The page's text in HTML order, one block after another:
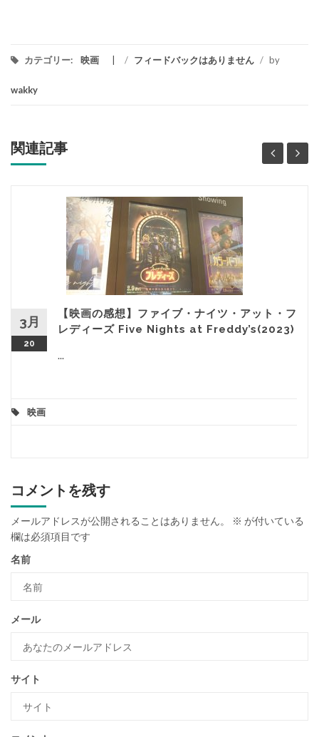
カテゴリー: 映画 / フィードバックはありません / by
wakky
関連記事
3月
20
【映画の感想】ファイブ・ナイツ・アット・フ
レディーズ Five Nights at Freddy’s(2023)
...
映画
コメントを残す
メールアドレスが公開されることはありません。 ※ が付いている
欄は必須項目です
名前
メール
サイト